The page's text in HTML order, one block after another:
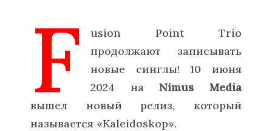
F
usion Point Trio
продолжают записывать
новые синглы! 10 июня
2024 наNimus Media
вышел новый релиз, который
называется «Kaleidoskop».